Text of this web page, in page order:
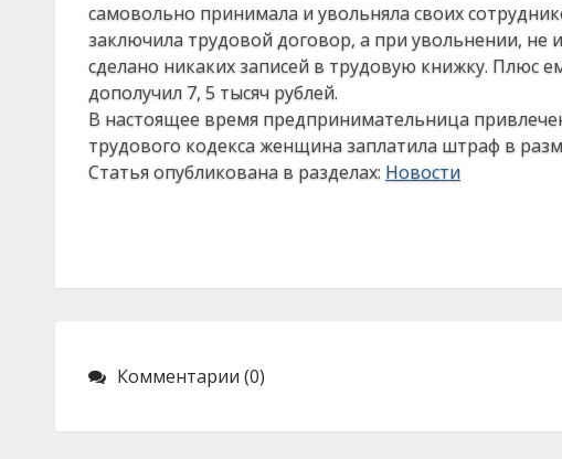
самовольно принимала и увольняла своих
заключила трудовой договор, а при увольнении, не
сделано никаких записей в трудовую книжку. Плюс
дополучил 7, 5 тысяч рублей.
В настоящее время предпринимательница
трудового кодекса женщина заплатила штраф в
Статья опубликована в разделах: Новости
Комментарии (0)